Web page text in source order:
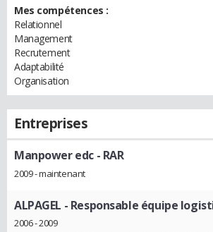
Mes compétences :
Relationnel
Management
Recrutement
Adaptabilité
Organisation
Entreprises
Manpower edc- RAR
2009 - maintenant
ALPAGEL - Responsable équipe
2006 - 2009